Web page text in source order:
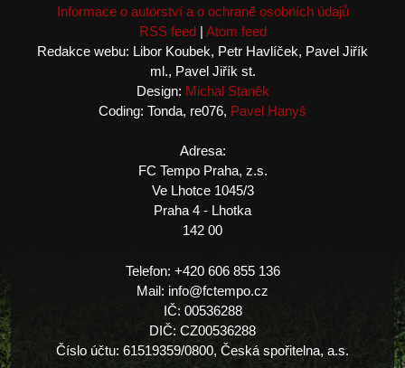
Informace o autorství a o ochraně osobních údajů
RSS feed| Atom feed
Redakce webu: Libor Koubek, Petr Havlíček, Pavel Jiřík
ml., Pavel Jiřík st.
Design: Michal Staněk
Coding: Tonda, re076, Pavel Hanyš
Adresa:
FC Tempo Praha, z.s.
Ve Lhotce 1045/3
Praha 4 - Lhotka
142 00
Telefon: +420 606 855 136
Mail: info@fctempo.cz
IČ: 00536288
DIČ: CZ00536288
Číslo účtu: 61519359/0800, Česká spořitelna, a.s.